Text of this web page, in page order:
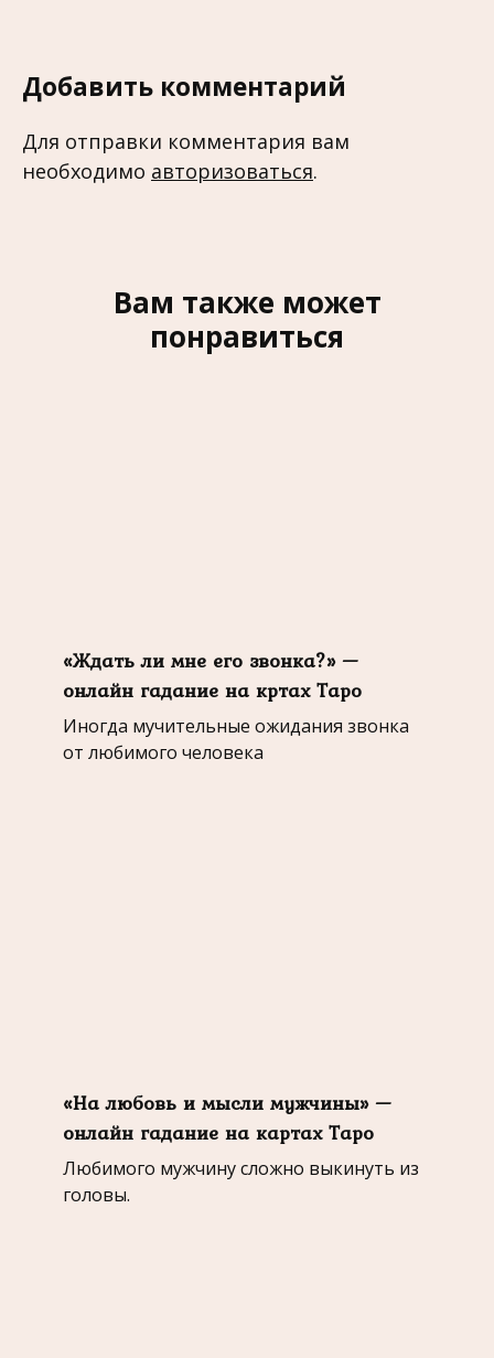
Добавить комментарий
Для отправки комментария вам
необходимо авторизоваться.
Вам также может
понравиться
«Ждать ли мне его звонка?» —
онлайн гадание на кртах Таро
Иногда мучительные ожидания звонка
от любимого человека
«На любовь и мысли мужчины» —
онлайн гадание на картах Таро
Любимого мужчину сложно выкинуть из
головы.